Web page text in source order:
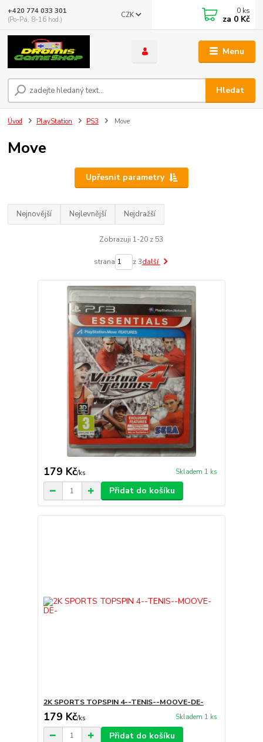
Menu
CZK
Hledat
+420 774 033 301
(Po-Pá, 8-16 hod.)
0 ks
za 0 Kč
Úvod PlayStation PS3 Move
Move
Upřesnit parametry
Nejnovější Nejlevnější Nejdražší
Zobrazuji 1-20 z 53
strana z 3další
179 Kč/ks Skladem 1 ks
Přidat do košíku
2K SPORTS TOPSPIN 4--TENIS--MOOVE-DE-
179 Kč/ks Skladem 1 ks
Přidat do košíku